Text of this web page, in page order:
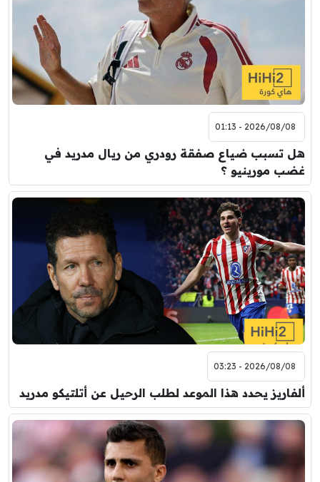
2026/08/08 - 01:13
هل تسبب ضياع صفقة رودري من ريال مدريد في
غضب مورينيو ؟
2026/08/08 - 03:23
ألفاريز يحدد هذا الموعد لطلب الرحيل عن أتلتيكو مدريد